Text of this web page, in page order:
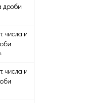
дроби
числа и
числа и